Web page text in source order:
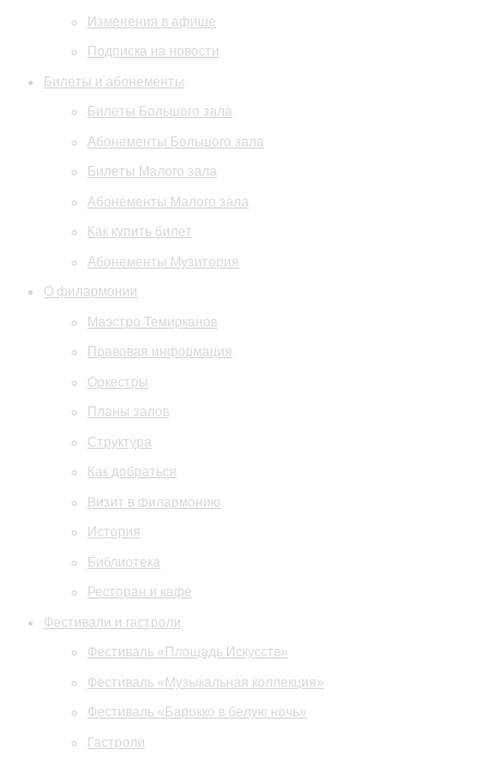
Изменения в афише
Подписка на новости
Билеты и абонементы
Билеты Большого зала
Абонементы Большого зала
Билеты Малого зала
Абонементы Малого зала
Как купить билет
Абонементы Музитория
О филармонии
Маэстро Темирканов
Правовая информация
Оркестры
Планы залов
Структура
Как добраться
Визит в филармонию
История
Библиотека
Ресторан и кафе
Фестивали и гастроли
Фестиваль «Площадь Искусств»
Фестиваль «Музыкальная коллекция»
Фестиваль «Барокко в белую ночь»
Гастроли